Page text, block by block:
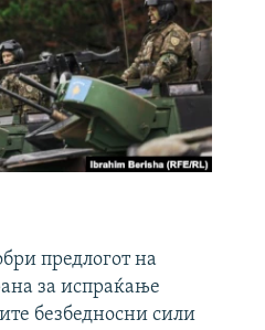
предлогот на
за испраќање
безбедносни сили